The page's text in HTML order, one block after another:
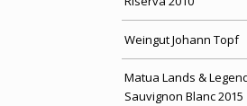
Weingut Johann Topf
Matua Lands &
Sauvignon Blanc 2015